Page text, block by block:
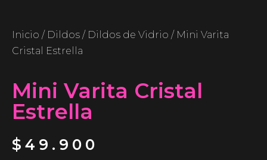
Inicio / Dildos / Dildos de Vidrio / Mini Varita
Cristal Estrella
Mini Varita Cristal
Estrella
$ 49.900